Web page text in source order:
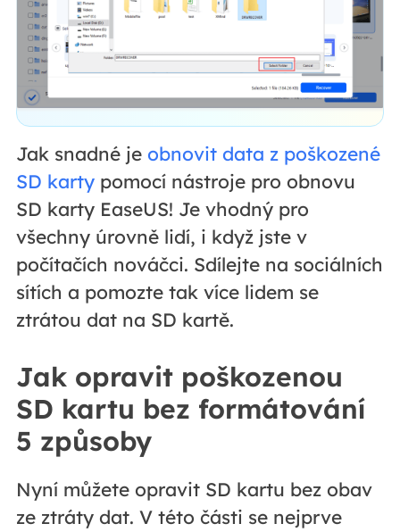
Jak snadné je obnovit data z poškozené
SD kartypomocí nástroje pro obnovu
SD karty EaseUS! Je vhodný pro
všechny úrovně lidí, i když jste v
počítačích nováčci. Sdílejte na sociálních
sítích a pomozte tak více lidem se
ztrátou dat na SD kartě.
Jak opravit poškozenou
SD kartu bez formátování
5 způsoby
Nyní můžete opravit SD kartu bez obav
ze ztráty dat. V této části se nejprve